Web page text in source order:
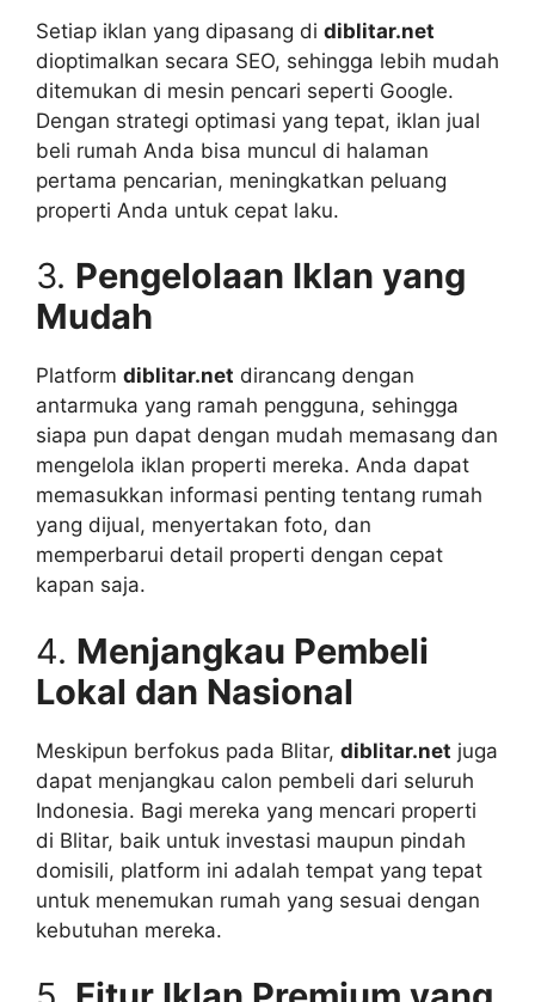
Setiap iklan yang dipasang di diblitar.net
dioptimalkan secara SEO, sehingga lebih mudah
ditemukan di mesin pencari seperti Google.
Dengan strategi optimasi yang tepat, iklan jual
beli rumah Anda bisa muncul di halaman
pertama pencarian, meningkatkan peluang
properti Anda untuk cepat laku.
3. Pengelolaan Iklan yang
Mudah
Platform diblitar.net dirancang dengan
antarmuka yang ramah pengguna, sehingga
siapa pun dapat dengan mudah memasang dan
mengelola iklan properti mereka. Anda dapat
memasukkan informasi penting tentang rumah
yang dijual, menyertakan foto, dan
memperbarui detail properti dengan cepat
kapan saja.
4. Menjangkau Pembeli
Lokal dan Nasional
Meskipun berfokus pada Blitar, diblitar.net juga
dapat menjangkau calon pembeli dari seluruh
Indonesia. Bagi mereka yang mencari properti
di Blitar, baik untuk investasi maupun pindah
domisili, platform ini adalah tempat yang tepat
untuk menemukan rumah yang sesuai dengan
kebutuhan mereka.